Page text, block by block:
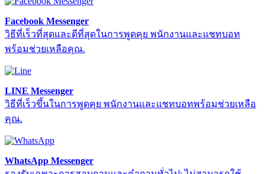
Facebook Messenger
วิธีที่เร็วที่สุดและดีที่สุดในการพูดคุย พนักงานและแชทบอท
พร้อมช่วยเหลือคุณ.
LINE Messenger
วิธีที่เร็วขึ้นในการพูดคุย พนักงานและแชทบอทพร้อมช่วยเหลือ
คุณ.
WhatsApp Messenger